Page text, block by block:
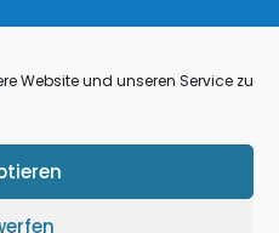
Website und unseren Service zu